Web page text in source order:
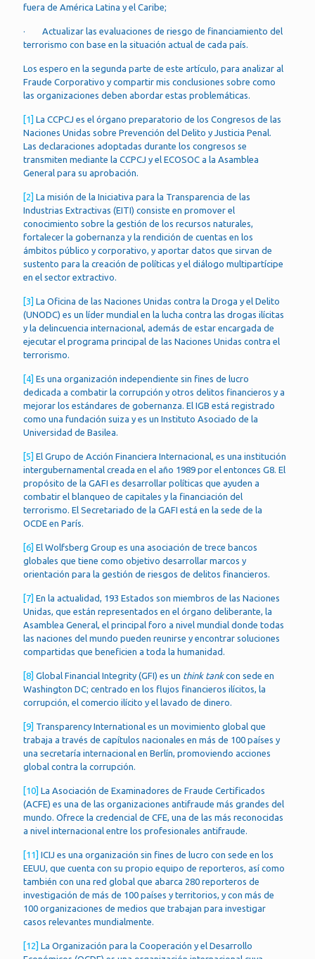
fuera de América Latina y el Caribe;
· Actualizar las evaluaciones de riesgo de financiamiento del
terrorismo con base en la situación actual de cada país.
Los espero en la segunda parte de este artículo, para analizar al
Fraude Corporativo y compartir mis conclusiones sobre como
las organizaciones deben abordar estas problemáticas.
[1] La CCPCJ es el órgano preparatorio de los Congresos de las
Naciones Unidas sobre Prevención del Delito y Justicia Penal.
Las declaraciones adoptadas durante los congresos se
transmiten mediante la CCPCJ y el ECOSOC a la Asamblea
General para su aprobación.
[2] La misión de la Iniciativa para la Transparencia de las
Industrias Extractivas (EITI) consiste en promover el
conocimiento sobre la gestión de los recursos naturales,
fortalecer la gobernanza y la rendición de cuentas en los
ámbitos público y corporativo, y aportar datos que sirvan de
sustento para la creación de políticas y el diálogo multipartícipe
en el sector extractivo.
[3] La Oficina de las Naciones Unidas contra la Droga y el Delito
(UNODC) es un líder mundial en la lucha contra las drogas ilícitas
y la delincuencia internacional, además de estar encargada de
ejecutar el programa principal de las Naciones Unidas contra el
terrorismo.
[4] Es una organización independiente sin fines de lucro
dedicada a combatir la corrupción y otros delitos financieros y a
mejorar los estándares de gobernanza. El IGB está registrado
como una fundación suiza y es un Instituto Asociado de la
Universidad de Basilea.
[5] El Grupo de Acción Financiera Internacional, es una institución
intergubernamental creada en el año 1989 por el entonces G8. El
propósito de la GAFI es desarrollar políticas que ayuden a
combatir el blanqueo de capitales y la financiación del
terrorismo. El Secretariado de la GAFI está en la sede de la
OCDE en París.
[6] El Wolfsberg Group es una asociación de trece bancos
globales que tiene como objetivo desarrollar marcos y
orientación para la gestión de riesgos de delitos financieros.
[7] En la actualidad, 193 Estados son miembros de las Naciones
Unidas, que están representados en el órgano deliberante, la
Asamblea General, el principal foro a nivel mundial donde todas
las naciones del mundo pueden reunirse y encontrar soluciones
compartidas que beneficien a toda la humanidad.
[8] Global Financial Integrity (GFI) es un think tankcon sede en
Washington DC; centrado en los flujos financieros ilícitos, la
corrupción, el comercio ilícito y el lavado de dinero.
[9] Transparency International es un movimiento global que
trabaja a través de capítulos nacionales en más de 100 países y
una secretaría internacional en Berlín, promoviendo acciones
global contra la corrupción.
[10] La Asociación de Examinadores de Fraude Certificados
(ACFE) es una de las organizaciones antifraude más grandes del
mundo. Ofrece la credencial de CFE, una de las más reconocidas
a nivel internacional entre los profesionales antifraude.
[11] ICIJ es una organización sin fines de lucro con sede en los
EEUU, que cuenta con su propio equipo de reporteros, así como
también con una red global que abarca 280 reporteros de
investigación de más de 100 países y territorios, y con más de
100 organizaciones de medios que trabajan para investigar
casos relevantes mundialmente.
[12] La Organización para la Cooperación y el Desarrollo